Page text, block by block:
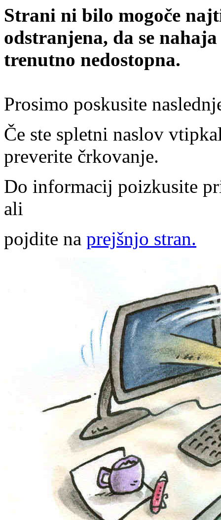
Strani ni bilo mogoče
odstranjena, da se
trenutno nedostopna.
Prosimo poskusite
Če ste spletni naslov
preverite črkovanje.
Do informacij poizkusite
ali
pojdite na prejšnjo stran.